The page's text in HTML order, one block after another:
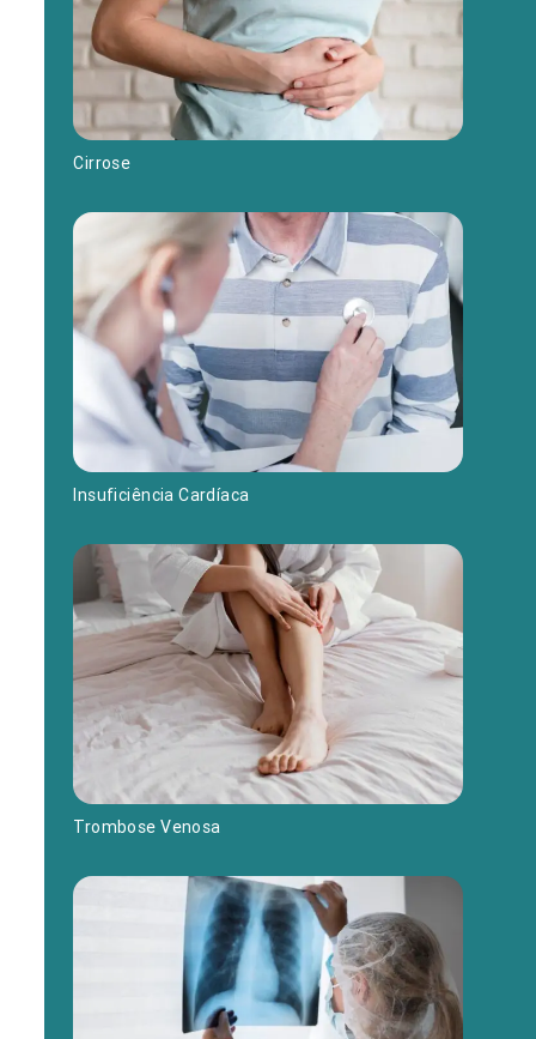
Cirrose
Insuficiência Cardíaca
Trombose Venosa